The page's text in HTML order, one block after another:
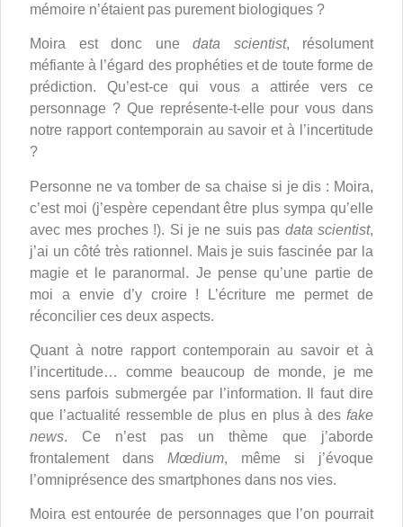
mémoire n’étaient pas purement biologiques ?
Moira est donc une data scientist, résolument
méfiante à l’égard des prophéties et de toute forme de
prédiction. Qu’est-ce qui vous a attirée vers ce
personnage ? Que représente-t-elle pour vous dans
notre rapport contemporain au savoir et à l’incertitude
?
Personne ne va tomber de sa chaise si je dis : Moira,
c’est moi (j’espère cependant être plus sympa qu’elle
avec mes proches !). Si je ne suis pas data scientist,
j’ai un côté très rationnel. Mais je suis fascinée par la
magie et le paranormal. Je pense qu’une partie de
moi a envie d’y croire ! L’écriture me permet de
réconcilier ces deux aspects.
Quant à notre rapport contemporain au savoir et à
l’incertitude… comme beaucoup de monde, je me
sens parfois submergée par l’information. Il faut dire
que l’actualité ressemble de plus en plus à des fake
news. Ce n’est pas un thème que j’aborde
frontalement dans Mœdium, même si j’évoque
l’omniprésence des smartphones dans nos vies.
Moira est entourée de personnages que l’on pourrait